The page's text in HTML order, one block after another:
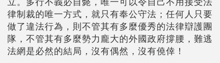
律制裁的唯一方式，就只有奉公守法；任何人只要
做了違法行為，則不管其有多麼優秀的法律辯護團
隊，不管其有多麼勢力龐大的外國政府撐腰，難逃
法網是必然的結局，沒有偶然，沒有僥倖！